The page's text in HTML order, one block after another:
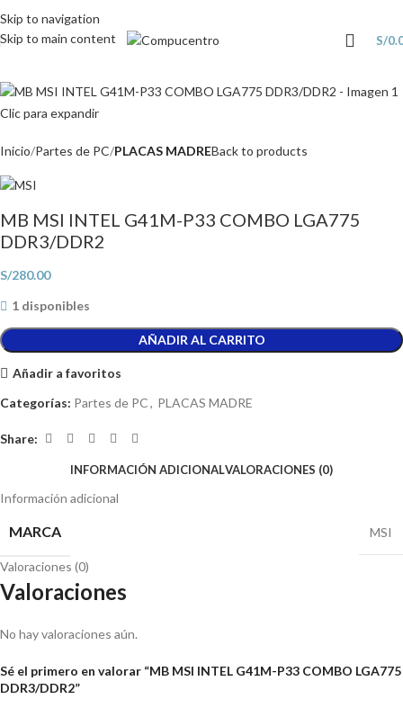
Skip to navigation
Skip to main content
S/
Clic para expandir
Inicio Partes de PC PLACAS MADREBack to products
MB MSI INTEL G41M-P33 COMBO LGA775
DDR3/DDR2
S/280.00
1 disponibles
AÑADIR AL CARRITO
Añadir a favoritos
Categorías: Partes de PC, PLACAS MADRE
Share:
INFORMACIÓN ADICIONALVALORACIONES (0)
Información adicional
MARCA MSI
Valoraciones (0)
Valoraciones
No hay valoraciones aún.
Sé el primero en valorar “MB MSI INTEL G41M-P33 COMBO LGA775
DDR3/DDR2”